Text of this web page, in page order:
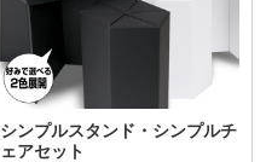
シンプルスタンド・シンプルチ
ェアセット